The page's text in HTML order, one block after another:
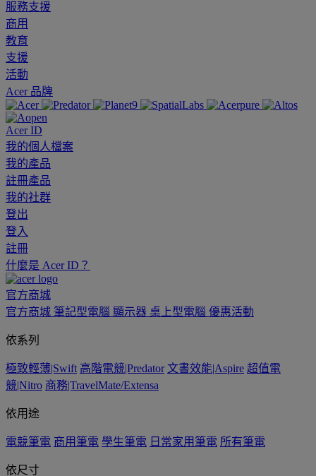
服務支援
商用
教育
支援
活動
Acer 品牌
Acer ID
我的個人檔案
我的產品
註冊產品
我的社群
登出
登入
註冊
什麼是 Acer ID？
官方商城
官方商城 筆記型電腦 顯示器 桌上型電腦 優惠活動
依系列
極致輕薄|Swift 高階電競|Predator 文書效能|Aspire 超值電
競|Nitro 商務|TravelMate/Extensa
依用途
電競筆電 商用筆電 學生筆電 日常家用筆電 所有筆電
依尺寸